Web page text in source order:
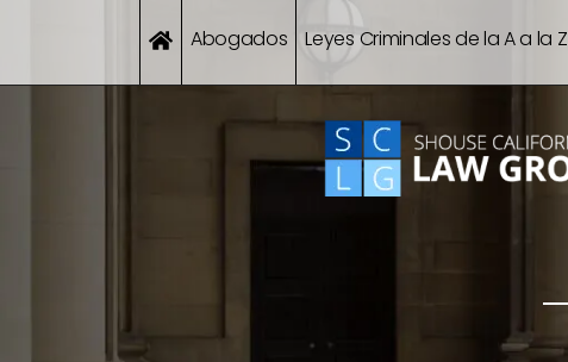
Abogados Leyes Criminales de la A a la Z